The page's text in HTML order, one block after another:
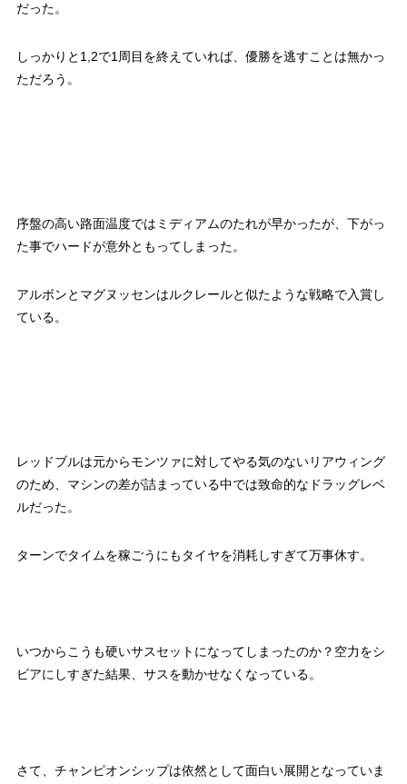
だった。
しっかりと1,2で1周目を終えていれば、優勝を逃すことは無かっ
ただろう。
序盤の高い路面温度ではミディアムのたれが早かったが、下がっ
た事でハードが意外ともってしまった。
アルボンとマグヌッセンはルクレールと似たような戦略で入賞し
ている。
レッドブルは元からモンツァに対してやる気のないリアウィング
のため、マシンの差が詰まっている中では致命的なドラッグレベ
ルだった。
ターンでタイムを稼ごうにもタイヤを消耗しすぎて万事休す。
いつからこうも硬いサスセットになってしまったのか？空力をシ
ビアにしすぎた結果、サスを動かせなくなっている。
さて、チャンピオンシップは依然として面白い展開となっていま